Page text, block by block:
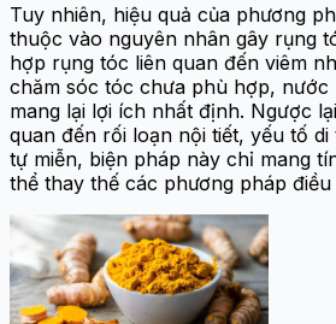
Tuy nhiên, hiệu quả của phương
thuộc vào nguyên nhân gây rụng
hợp rụng tóc liên quan đến viêm
chăm sóc tóc chưa phù hợp, nước
mang lại lợi ích nhất định. Ngược
quan đến rối loạn nội tiết, yếu tố
tự miễn, biện pháp này chỉ mang
thể thay thế các phương pháp